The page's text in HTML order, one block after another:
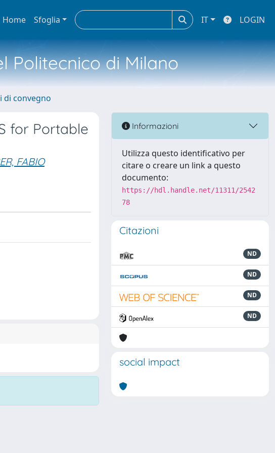
Home Sfoglia IT LOGIN
Politecnico di Milano
di convegno
for Portable
FABIO
Informazioni
Utilizza questo identificativo per
citare o creare un link a questo
documento:
https://hdl.handle.net/11311/2542
78
Citazioni
ND
ND
ND
ND
social impact